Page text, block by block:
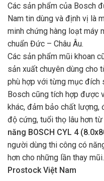
Các sản phẩm của Bosch
Nam tin dùng và định vị là
minh chứng hàng loạt máy
chuẩn Đức – Châu Âu.
Các sản phẩm mũi khoan
sản xuất chuyên dùng cho
phù hợp với từng mục đích
Bosch cũng tích hợp được
khác, đảm bảo chất lượng,
độ cứng, tuổi thọ lâu hơn
năng BOSCH CYL 4
người dùng thi công có
hơn cho những lần thay mũi.
Prostock Việt Nam